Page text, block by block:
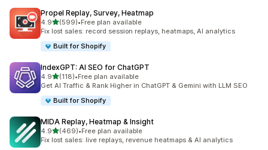
Propel Replay, Survey, Heatmap
4.9별 5개 중
(599)
총 리뷰 599개
•Free plan available
Fix lost sales: record session replays, heatmaps, AI analytics
Built for Shopify
IndexGPT: AI SEO for ChatGPT
4.9별 5개 중
(118)
총 리뷰 118개
•Free plan available
Get AI Traffic & Rank Higher in ChatGPT & Gemini with LLM SEO
Built for Shopify
MIDA Replay, Heatmap & Insight
4.9별 5개 중
(469)
총 리뷰 469개
•Free plan available
Fix lost sales: live replays, revenue heatmaps & AI analytics